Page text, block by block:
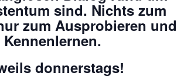
sind. Nichts zum
zum Ausprobieren und
Kennenlernen.
donnerstags!